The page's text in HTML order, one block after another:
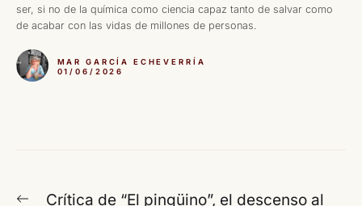
ser, si no de la química como ciencia capaz tanto de salvar como
de acabar con las vidas de millones de personas.
MAR GARCÍA ECHEVERRÍA
01/06/2026
Navegación
EntradaCrítica de “El pingüino”, el descenso al